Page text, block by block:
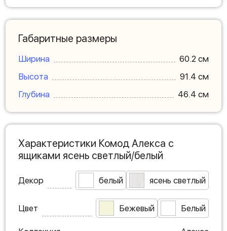
Габаритные размеры
Ширина
60.2 см
Высота
91.4 см
Глубина
46.4 см
Характеристики Комод Алекса с
ящиками ясень светлый/белый
Декор белый ясень светлый
Цвет Бежевый Белый